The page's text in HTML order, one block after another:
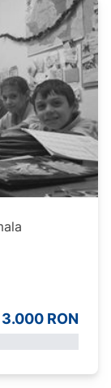
3.000 RON